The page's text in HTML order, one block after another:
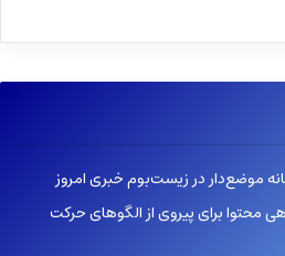
موضع‌دار در زیست‌بوم خبری امروز
محتوا برای پیروی از الگوهای حرکت